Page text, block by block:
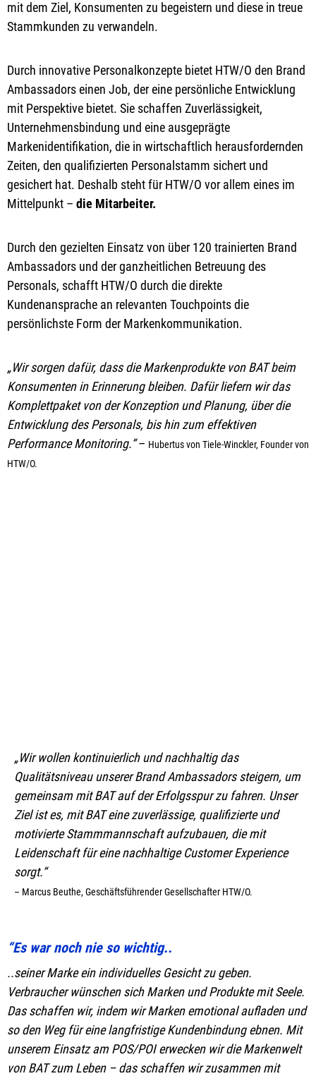
mit dem Ziel, Konsumenten zu begeistern und diese in treue
Stammkunden zu verwandeln.
Durch innovative Personalkonzepte bietet HTW/O den Brand
Ambassadors einen Job, der eine persönliche Entwicklung
mit Perspektive bietet. Sie schaffen Zuverlässigkeit,
Unternehmensbindung und eine ausgeprägte
Markenidentifikation, die in wirtschaftlich herausfordernden
Zeiten, den qualifizierten Personalstamm sichert und
gesichert hat. Deshalb steht für HTW/O vor allem eines im
Mittelpunkt – die Mitarbeiter.
Durch den gezielten Einsatz von über 120 trainierten Brand
Ambassadors und der ganzheitlichen Betreuung des
Personals, schafft HTW/O durch die direkte
Kundenansprache an relevanten Touchpoints die
persönlichste Form der Markenkommunikation.
„Wir sorgen dafür, dass die Markenprodukte von BAT beim
Konsumenten in Erinnerung bleiben. Dafür liefern wir das
Komplettpaket von der Konzeption und Planung, über die
Entwicklung des Personals, bis hin zum effektiven
Performance Monitoring.“– Hubertus von Tiele-Winckler, Founder von
HTW/O.
„Wir wollen kontinuierlich und nachhaltig das
Qualitätsniveau unserer Brand Ambassadors steigern, um
gemeinsam mit BAT auf der Erfolgsspur zu fahren. Unser
Ziel ist es, mit BAT eine zuverlässige, qualifizierte und
motivierte Stammmannschaft aufzubauen, die mit
Leidenschaft für eine nachhaltige Customer Experience
sorgt.“
– Marcus Beuthe, Geschäftsführender Gesellschafter HTW/O.
“Es war noch nie so wichtig..
..seiner Marke ein individuelles Gesicht zu geben.
Verbraucher wünschen sich Marken und Produkte mit Seele.
Das schaffen wir, indem wir Marken emotional aufladen und
so den Weg für eine langfristige Kundenbindung ebnen. Mit
unserem Einsatz am POS/POI erwecken wir die Markenwelt
von BAT zum Leben – das schaffen wir zusammen mit